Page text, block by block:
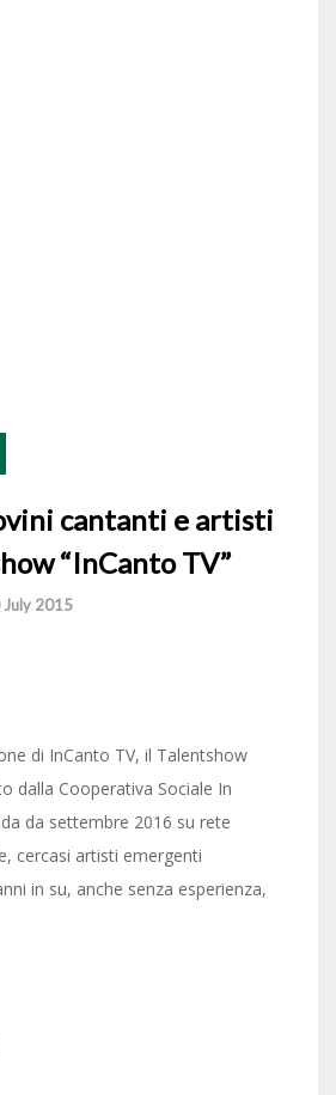
cantanti e artisti
“InCanto TV”
July 2015
di InCanto TV, il Talentshow
dalla Cooperativa Sociale In
da settembre 2016 su rete
cercasi artisti emergenti
in su, anche senza esperienza,